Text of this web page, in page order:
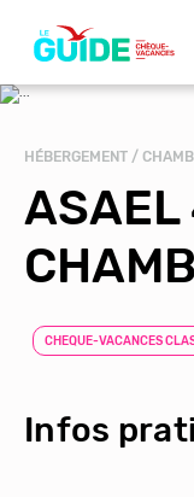
contenu
principal
HÉBERGEMENT /
ASAEL
CHEQUE-VACANCES
Infos